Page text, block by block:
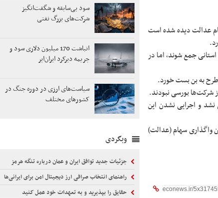
عدالت دیده شده است
تعاونی‌های استانی جمع شوند، اما در
به بن بست خورد.
شرکت‌ها بورسی نبودند.
و اجرایی نشدن این
واگذاری سهام (عدالت)
سود بی‌سابقه و شگفت‌انگیز
شرکت‌های بزرگ نفتی
انباشت 170 میلیون دلاری سود و
جریمه دیرکرد ایران‌ایر
سیاست‌های ارزی در دوره جنگ در
کشورهای مختلف
وبگردی
جزئیات جدید توافق ایران و عمان درباره تنگه هرمز
راهنمای انتخاب صرافی ارز دیجیتال امن برای ایرانی‌ها
حقایق را بپذیرید و به تعهدات خود عمل کنید